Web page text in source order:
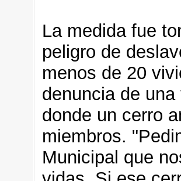
La medida fue
peligro de
menos de 20
denuncia de
donde un cerro
miembros.
Municipal que